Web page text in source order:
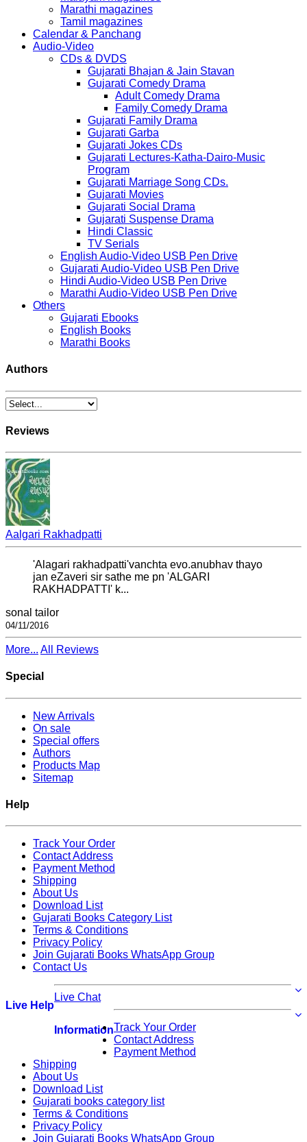
Marathi magazines
Tamil magazines
Calendar & Panchang
Audio-Video
CDs & DVDS
Gujarati Bhajan & Jain Stavan
Gujarati Comedy Drama
Adult Comedy Drama
Family Comedy Drama
Gujarati Family Drama
Gujarati Garba
Gujarati Jokes CDs
Gujarati Lectures-Katha-Dairo-Music
Program
Gujarati Marriage Song CDs.
Gujarati Movies
Gujarati Social Drama
Gujarati Suspense Drama
Hindi Classic
TV Serials
English Audio-Video USB Pen Drive
Gujarati Audio-Video USB Pen Drive
Hindi Audio-Video USB Pen Drive
Marathi Audio-Video USB Pen Drive
Others
Gujarati Ebooks
English Books
Marathi Books
Authors
Reviews
Aalgari Rakhadpatti
'Alagari rakhadpatti'vanchta evo.anubhav thayo
jan eZaveri sir sathe me pn 'ALGARI
RAKHADPATTI' k...
sonal tailor
04/11/2016
More... All Reviews
Special
New Arrivals
On sale
Special offers
Authors
Products Map
Sitemap
Help
Track Your Order
Contact Address
Payment Method
Shipping
About Us
Download List
Gujarati Books Category List
Terms & Conditions
Privacy Policy
Join Gujarati Books WhatsApp Group
Contact Us
Live Help
Live Chat
InformationTrack Your Order
Contact Address
Payment Method
Shipping
About Us
Download List
Gujarati books category list
Terms & Conditions
Privacy Policy
Join Gujarati Books WhatsApp Group